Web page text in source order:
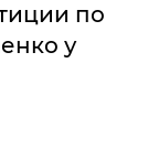
по
у